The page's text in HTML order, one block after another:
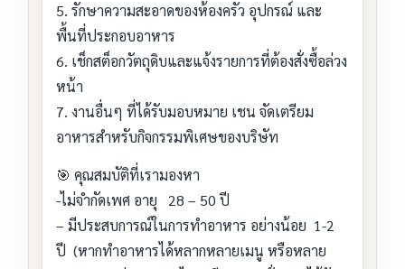
5. รักษาความสะอาดของห้องครัว อุปกรณ์ และ
พื้นที่ประกอบอาหาร
6. เช็กสต็อกวัตถุดิบและแจ้งรายการที่ต้องสั่งซื้อล่วง
หน้า
7. งานอื่นๆ ที่ได้รับมอบหมาย เชน จัดเตรียม
อาหารสำหรับกิจกรรมพิเศษของบริษัท
🎯 คุณสมบัติที่เรามองหา
-ไม่จำกัดเพศ อายุ 28 – 50 ปี
– มีประสบการณ์ในการทำอาหาร อย่างน้อย 1-2
ปี (หากทำอาหารได้หลากหลายเมนู หรือหลาย